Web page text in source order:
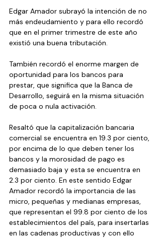
Edgar Amador subrayó la intención de no
más endeudamiento y para ello recordó
que en el primer trimestre de este año
existió una buena tributación.
También recordó el enorme margen de
oportunidad para los bancos para
prestar, que significa que la Banca de
Desarrollo, seguirá en la misma situación
de poca o nula activación.
Resaltó que la capitalización bancaria
comercial se encuentra en 19.3 por ciento,
por encima de lo que deben tener los
bancos y la morosidad de pago es
demasiado baja y esta se encuentra en
2.3 por ciento. En este sentido Edgar
Amador recordó la importancia de las
micro, pequeñas y medianas empresas,
que representan el 99.8 por ciento de los
establecimientos del país, para insertarlas
en las cadenas productivas y con ello